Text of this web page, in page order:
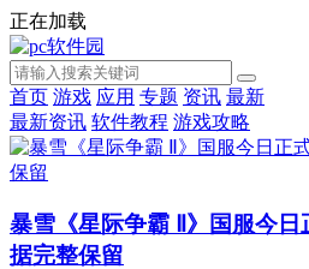
正在加载
首页 游戏 应用 专题 资讯 最新
最新资讯 软件教程 游戏攻略
暴雪《星际争霸 Ⅱ》国服今
据完整保留